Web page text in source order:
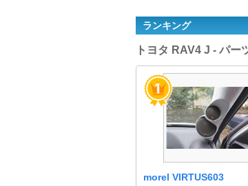
ランキング
トヨタ RAV4 J - パー
morel VIRTUS603